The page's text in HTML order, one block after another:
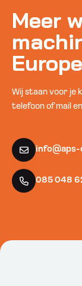
Meer
Wij staan voor je
telefoon of mail
085 048